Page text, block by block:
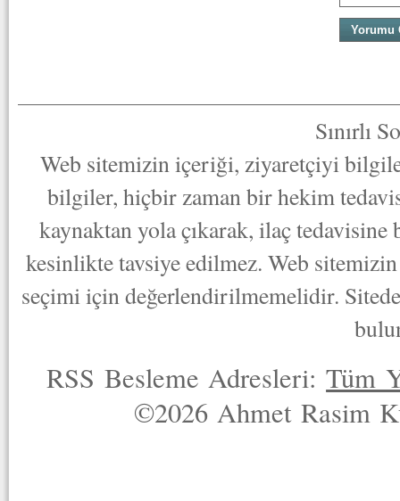
Sınırlı
Web sitemizin içeriği, ziyaretçiyi
bilgiler, hiçbir zaman bir hekim
kaynaktan yola çıkarak, ilaç
kesinlikte tavsiye edilmez. Web
seçimi için değerlendirilmemelidir.
RSS Besleme Adresleri:Tüm
©2026 Ahmet Rasim